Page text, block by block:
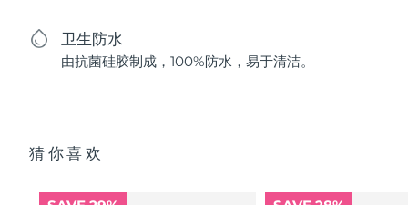
卫生防水
由抗菌硅胶制成，100%防水，易于清洁。
猜你喜欢